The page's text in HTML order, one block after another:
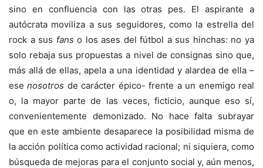
sino en confluencia con las otras pes. El aspirante a
autócrata moviliza a sus seguidores, como la estrella del
rock a sus fans o los ases del fútbol a sus hinchas: no ya
solo rebaja sus propuestas a nivel de consignas sino que,
más allá de ellas, apela a una identidad y alardea de ella –
ese nosotros de carácter épico- frente a un enemigo real
o, la mayor parte de las veces, ficticio, aunque eso sí,
convenientemente demonizado. No hace falta subrayar
que en este ambiente desaparece la posibilidad misma de
la acción política como actividad racional; ni siquiera, como
búsqueda de mejoras para el conjunto social y, aún menos,